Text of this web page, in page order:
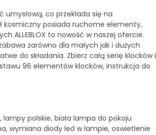
co przekłada się na
kosmiczny posiada ruchome elementy,
ALLEBLOX to nowość w naszej ofercie.
zarówno dla małych jak i dużych
do składania. Zbierz całą serię klocków i
96 elementów klocków, instrukcja do
polskie, biała lampa do pokoju
wymiana diody led w lampie, oswietlenie